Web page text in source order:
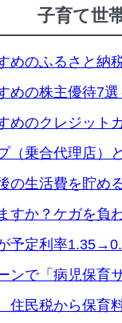
子育て世
めのふるさと納
めの株主優待7選
めのクレジット
（乗合代理店）
の生活費を貯め
すか？ケガを負
予定利率
ンで「病児保育
住民税から保育